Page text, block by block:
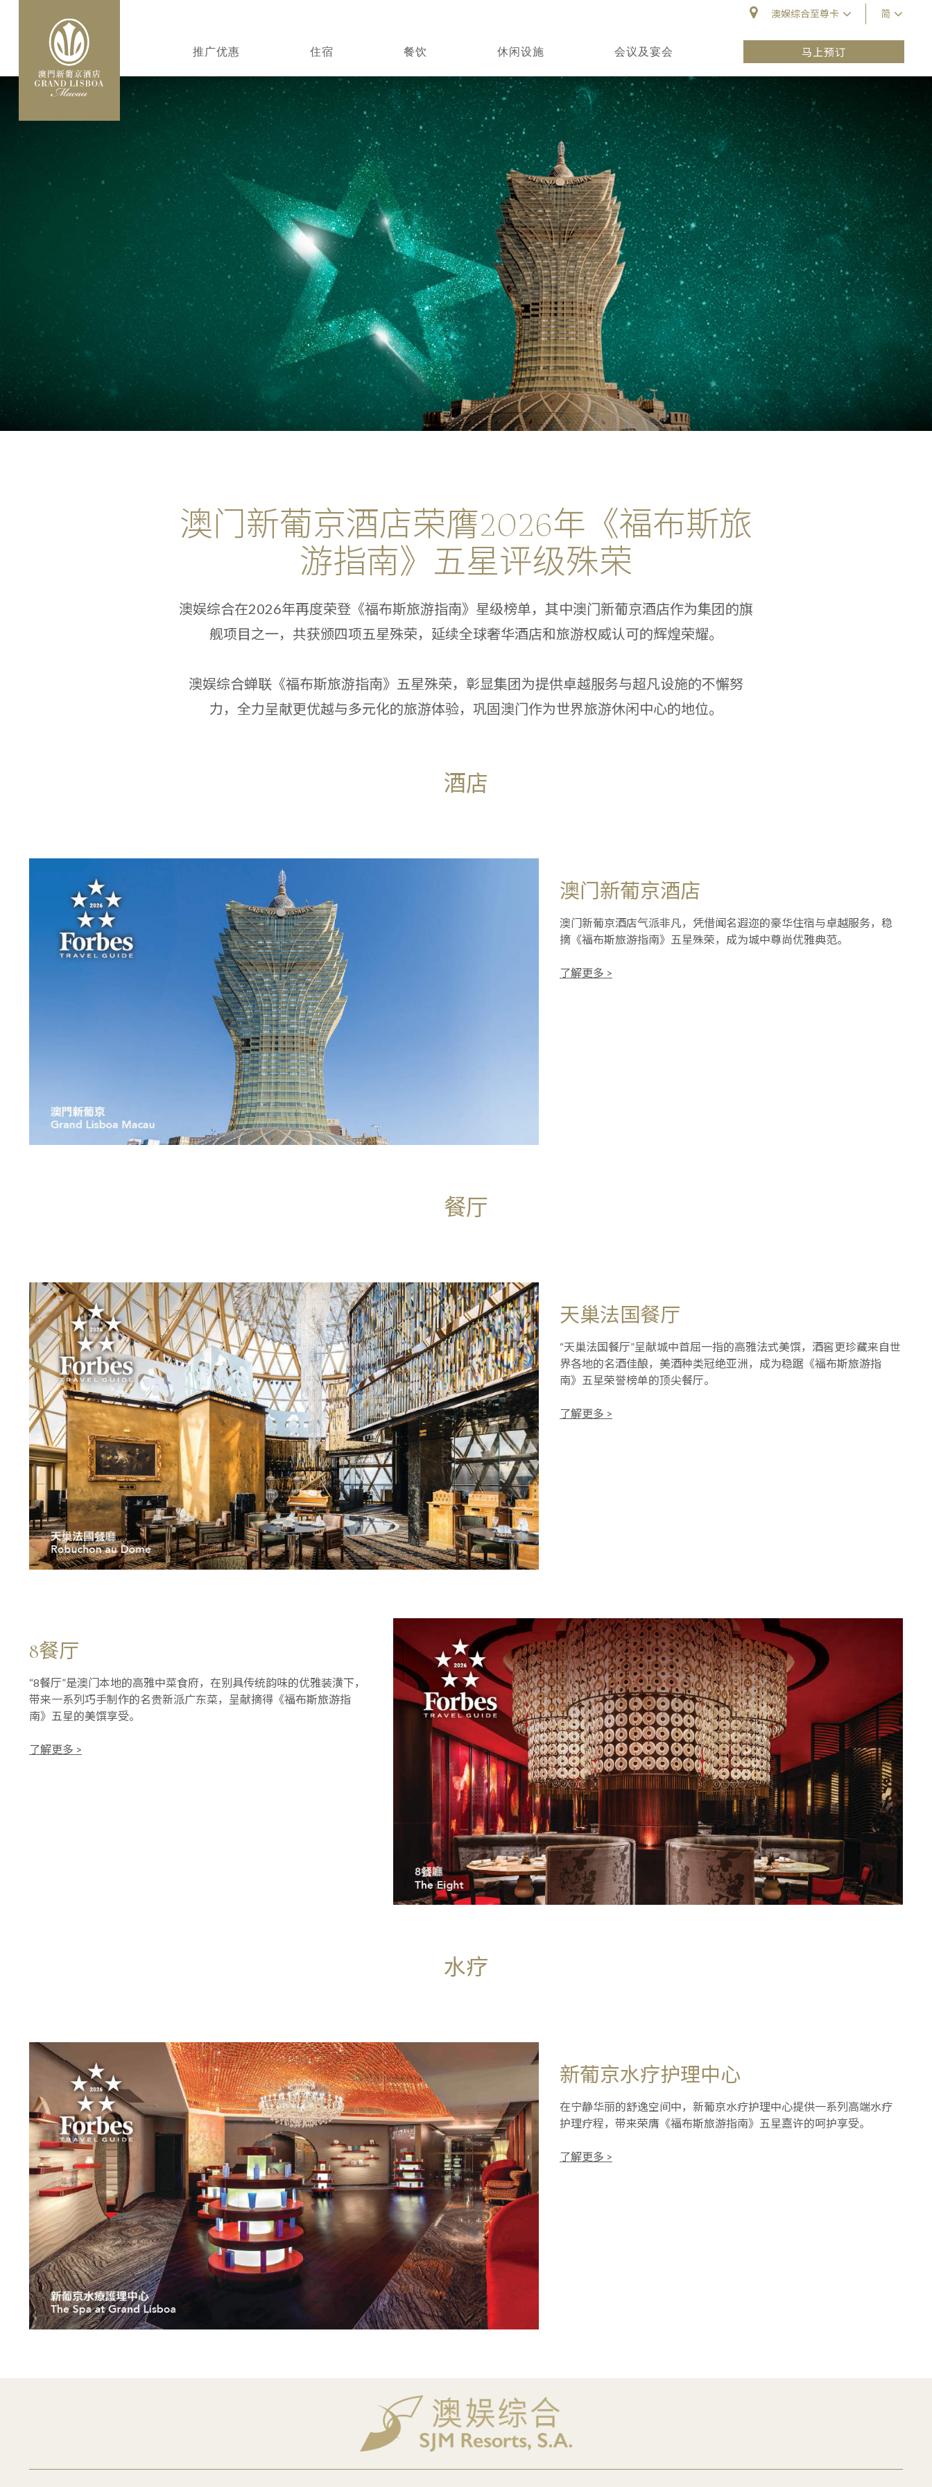
要
澳娱综合至尊卡 简
NAVIGATION推广优惠 住宿 餐饮 休闲设施 会议及宴会 马上预订
澳门新葡京酒店荣膺2026年《福布斯旅
游指南》五星评级殊荣
澳娱综合在2026年再度荣登《福布斯旅游指南》星级榜单，其中澳门新葡京酒店作为集团的旗
舰项目之一，共获颁四项五星殊荣，延续全球奢华酒店和旅游权威认可的辉煌荣耀。
澳娱综合蝉联《福布斯旅游指南》五星殊荣，彰显集团为提供卓越服务与超凡设施的不懈努
力，全力呈献更优越与多元化的旅游体验，巩固澳门作为世界旅游休闲中心的地位。
酒店
澳门新葡京酒店
澳门新葡京酒店气派非凡，凭借闻名遐迩的豪华住宿与卓越服务，稳
摘《福布斯旅游指南》五星殊荣，成为城中尊尚优雅典范。
了解更多 >
餐厅
天巢法国餐厅
“天巢法国餐厅”呈献城中首屈一指的高雅法式美馔，酒窖更珍藏来自世
界各地的名酒佳酿，美酒种类冠绝亚洲，成为稳踞《福布斯旅游指
南》五星荣誉榜单的顶尖餐厅。
了解更多 >
8餐厅
“8餐厅”是澳门本地的高雅中菜食府，在别具传统韵味的优雅装潢下，
带来一系列巧手制作的名贵新派广东菜，呈献摘得《福布斯旅游指
南》五星的美馔享受。
了解更多 >
水疗
新葡京水疗护理中心
在宁静华丽的舒逸空间中，新葡京水疗护理中心提供一系列高端水疗
护理疗程，带来荣膺《福布斯旅游指南》五星嘉许的呵护享受。
了解更多 >